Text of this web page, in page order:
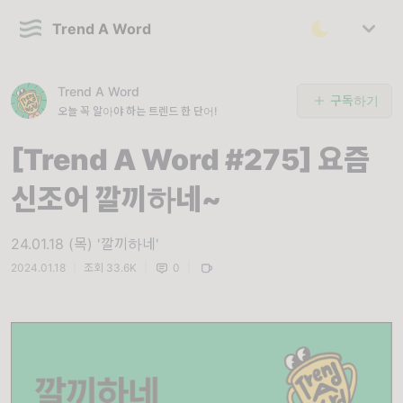
Trend A Word
Trend A Word
오늘 꼭 알아야 하는 트렌드 한 단어!
구독하기
[Trend A Word #275] 요즘
신조어 깔끼하네~
24.01.18 (목) '깔끼하네'
2024.01.18 조회 33.6K 0